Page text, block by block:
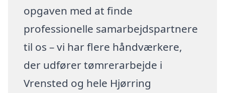
opgaven med at finde
professionelle samarbejdspartnere
til os – vi har flere håndværkere,
der udfører tømrerarbejde i
Vrensted og hele Hjørring